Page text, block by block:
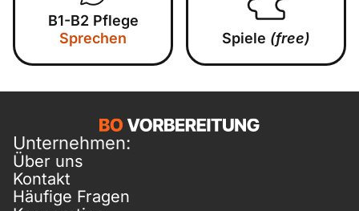
B1-B2 Pflege
Sprechen
Spiele (free)
Unternehmen:
Über uns
Kontakt
Häufige Fragen